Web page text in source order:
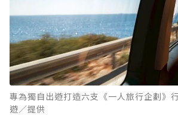
專為獨自出遊打造六支《一人旅行企劃
遊／提供